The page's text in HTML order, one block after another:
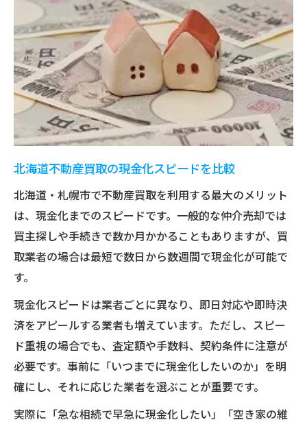
北海道不動産買取の現金化スピードを比較
北海道・札幌市で不動産買取を利用する最大のメリット
は、現金化までのスピードです。一般的な仲介売却では
買主探しや手続きで数か月かかることもありますが、買
取業者の場合は最短で数日から数週間で現金化が可能で
す。
現金化スピードは業者ごとに異なり、即日対応や即時決
済をアピールする業者も増えています。ただし、スピー
ド重視の場合でも、査定額や手数料、契約条件に注意が
必要です。事前に「いつまでに現金化したいのか」を明
確にし、それに応じた業者を選ぶことが重要です。
実際に「急な相続で早急に現金化したい」「空き家の維